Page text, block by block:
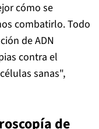
cómo se
combatirlo. Todo
de ADN
contra el
sanas",
de